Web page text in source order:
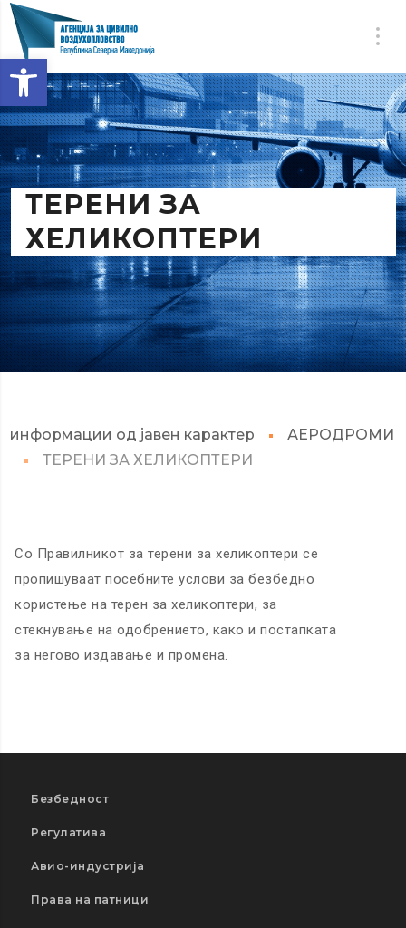
Open toolbar
ТЕРЕНИ ЗА
ХЕЛИКОПТЕРИ
информации од јавен карактер
АЕРОДРОМИ
ТЕРЕНИ ЗА ХЕЛИКОПТЕРИ
Со Правилникот за терени за хеликоптери се
пропишуваат посебните услови за безбедно
користење на терен за хеликоптери, за
стекнување на одобрението, како и постапката
за негово издавање и промена.
Безбедност
Регулатива
Авио-индустрија
Права на патници